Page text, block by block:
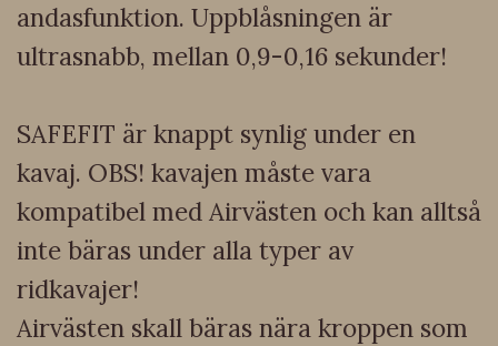
andasfunktion. Uppblåsningen är
ultrasnabb, mellan 0,9-0,16 sekunder!
SAFEFIT är knappt synlig under en
kavaj. OBS! kavajen måste vara
kompatibel med Airvästen och kan alltså
inte bäras under alla typer av
ridkavajer!
Airvästen skall bäras nära kroppen som